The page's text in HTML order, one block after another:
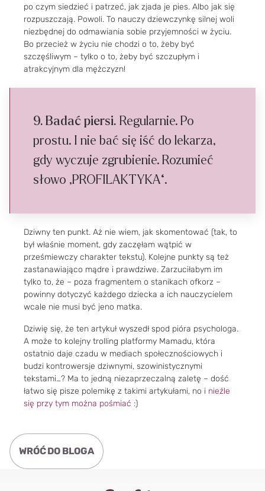
po czym siedzieć i patrzeć, jak zjada je pies. Albo jak się
rozpuszczają. Powoli. To nauczy dziewczynkę silnej woli
niezbędnej do odmawiania sobie przyjemności w życiu.
Bo przecież w życiu nie chodzi o to, żeby być
szczęśliwym – tylko o to, żeby być szczupłym i
atrakcyjnym dla mężczyzn!
9. Badać piersi. Regularnie. Po
prostu. I nie bać się iść do lekarza,
gdy wyczuje zgrubienie. Rozumieć
słowo „PROFILAKTYKA“.
Dziwny ten punkt. Aż nie wiem, jak skomentować (tak, to
był właśnie moment, gdy zaczęłam wątpić w
prześmiewczy charakter tekstu). Kolejne punkty są też
zastanawiająco mądre i prawdziwe. Zarzuciłabym im
tylko to, że – poza fragmentem o stanikach ofkorz –
powinny dotyczyć każdego dziecka a ich nauczycielem
wcale nie musi być jeno matka.
Dziwię się, że ten artykuł wyszedł spod pióra psychologa.
A może to kolejny trolling platformy Mamadu, która
ostatnio daje czadu w mediach społecznościowych i
budzi kontrowersje dziwnymi, szowinistycznymi
tekstami…? Ma to jedną niezaprzeczalną zaletę – dość
łatwo się pisze polemikę z takimi artykułami, no i nieźle
się przy tym można pośmiać :)
WRÓĆ DO BLOGA